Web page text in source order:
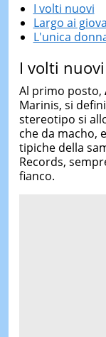
I volti nuovi
Largo ai
L'unica
I volti nuovi
Al primo posto,
Marinis, si
stereotipo si
che da macho,
tipiche della
Records,
fianco.